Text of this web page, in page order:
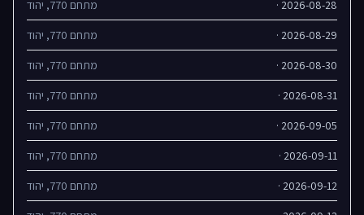
2026-08-28 · מתחם 770, יהוד
2026-08-29 · מתחם 770, יהוד
2026-08-30 · מתחם 770, יהוד
2026-08-31 · מתחם 770, יהוד
2026-09-05 · מתחם 770, יהוד
2026-09-11 · מתחם 770, יהוד
2026-09-12 · מתחם 770, יהוד